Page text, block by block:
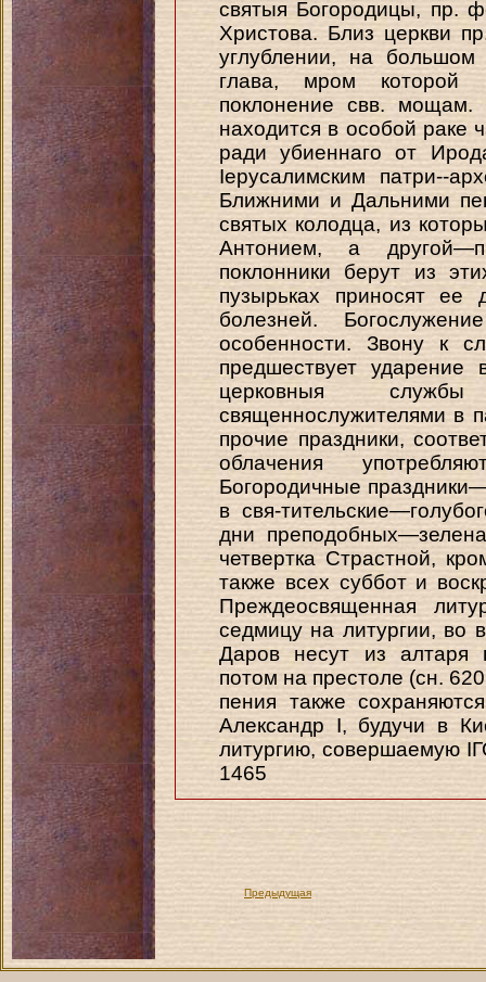
святыя Богородицы, пр.
Христова. Близ церкви
углублении, на
глава, мром которой
поклонение свв. мощам.
находится в особой раке
ради убиеннаго от
Іерусалимским патри--
Ближними и Дальними
святых колодца, из
Антонием, а
поклонники берут из
пузырьках приносят
болезней.
особенности. Звону к
предшествует ударение
церковныя
священнослужителями в
прочие праздники,
облачения
Богородичные
в свя-
дни
четвертка Страстной,
также всех суббот и
Преждеосвященная
седмицу на литургии, во
Даров несут из алтаря
потом на престоле (сн.
пения также
Александр I, будучи в
литургию,
1465
Предыдущая